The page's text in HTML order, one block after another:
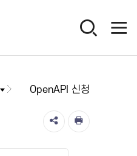
OpenAPI 신청